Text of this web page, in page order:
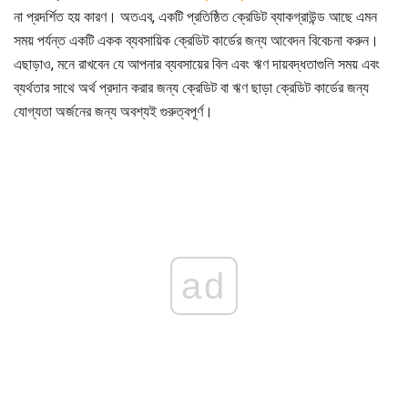
না প্রদর্শিত হয় কারণ। অতএব, একটি প্রতিষ্ঠিত ক্রেডিট ব্যাকগ্রাউন্ড আছে এমন
সময় পর্যন্ত একটি একক ব্যবসায়িক ক্রেডিট কার্ডের জন্য আবেদন বিবেচনা করুন।
এছাড়াও, মনে রাখবেন যে আপনার ব্যবসায়ের বিল এবং ঋণ দায়বদ্ধতাগুলি সময় এবং
ব্যর্থতার সাথে অর্থ প্রদান করার জন্য ক্রেডিট বা ঋণ ছাড়া ক্রেডিট কার্ডের জন্য
যোগ্যতা অর্জনের জন্য অবশ্যই গুরুত্বপূর্ণ।
ad